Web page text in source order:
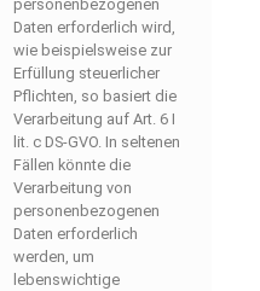
personenbezogenen
Daten erforderlich wird,
wie beispielsweise zur
Erfüllung steuerlicher
Pflichten, so basiert die
Verarbeitung auf Art. 6 I
lit. c DS-GVO. In seltenen
Fällen könnte die
Verarbeitung von
personenbezogenen
Daten erforderlich
werden, um
lebenswichtige